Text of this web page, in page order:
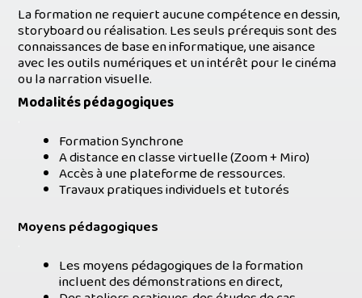
La formation ne requiert aucune compétence en dessin,
storyboard ou réalisation. Les seuls prérequis sont des
connaissances de base en informatique, une aisance
avec les outils numériques et un intérêt pour le cinéma
ou la narration visuelle.
Modalités pédagogiques
Formation Synchrone
A distance en classe virtuelle (Zoom + Miro)
Accès à une plateforme de ressources.
Travaux pratiques individuels et tutorés
Moyens pédagogiques
Les moyens pédagogiques de la formation
incluent des démonstrations en direct,